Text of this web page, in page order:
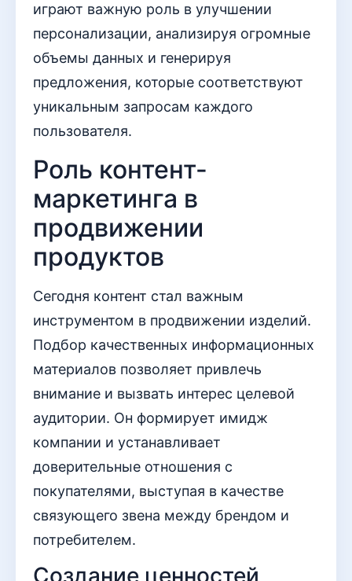
играют важную роль в улучшении
персонализации, анализируя огромные
объемы данных и генерируя
предложения, которые соответствуют
уникальным запросам каждого
пользователя.
Роль контент-
маркетинга в
продвижении
продуктов
Сегодня контент стал важным
инструментом в продвижении изделий.
Подбор качественных информационных
материалов позволяет привлечь
внимание и вызвать интерес целевой
аудитории. Он формирует имидж
компании и устанавливает
доверительные отношения с
покупателями, выступая в качестве
связующего звена между брендом и
потребителем.
Создание ценностей